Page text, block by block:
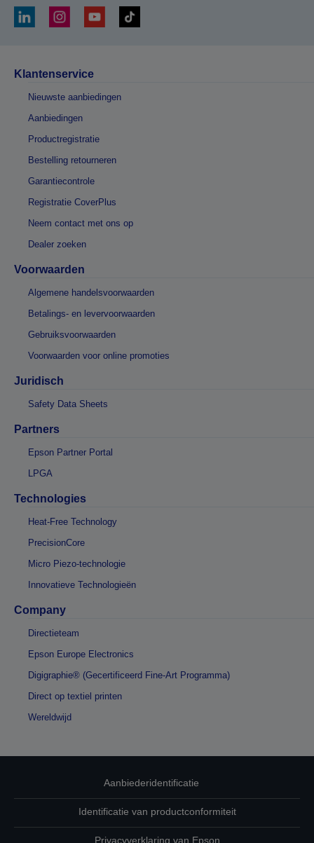
Klantenservice
Nieuwste aanbiedingen
Aanbiedingen
Productregistratie
Bestelling retourneren
Garantiecontrole
Registratie CoverPlus
Neem contact met ons op
Dealer zoeken
Voorwaarden
Algemene handelsvoorwaarden
Betalings- en levervoorwaarden
Gebruiksvoorwaarden
Voorwaarden voor online promoties
Juridisch
Safety Data Sheets
Partners
Epson Partner Portal
LPGA
Technologies
Heat-Free Technology
PrecisionCore
Micro Piezo-technologie
Innovatieve Technologieën
Company
Directieteam
Epson Europe Electronics
Digigraphie® (Gecertificeerd Fine-Art Programma)
Direct op textiel printen
Wereldwijd
Aanbiederidentificatie
Identificatie van productconformiteit
Privacyverklaring van Epson